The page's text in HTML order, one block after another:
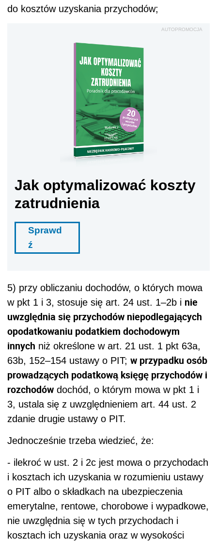
do kosztów uzyskania przychodów;
AUTOPROMOCJA
Jak optymalizować koszty
zatrudnienia
Sprawd
ź
5) przy obliczaniu dochodów, o których mowa
w pkt 1 i 3, stosuje się art. 24 ust. 1–2b i nie
uwzględnia się przychodów niepodlegających
opodatkowaniu podatkiem dochodowym
innych niż określone w art. 21 ust. 1 pkt 63a,
63b, 152–154 ustawy o PIT; w przypadku osób
prowadzących podatkową księgę przychodów i
rozchodów dochód, o którym mowa w pkt 1 i
3, ustala się z uwzględnieniem art. 44 ust. 2
zdanie drugie ustawy o PIT.
Jednocześnie trzeba wiedzieć, że:
- ilekroć w ust. 2 i 2c jest mowa o przychodach
i kosztach ich uzyskania w rozumieniu ustawy
o PIT albo o składkach na ubezpieczenia
emerytalne, rentowe, chorobowe i wypadkowe,
nie uwzględnia się w tych przychodach i
kosztach ich uzyskania oraz w wysokości